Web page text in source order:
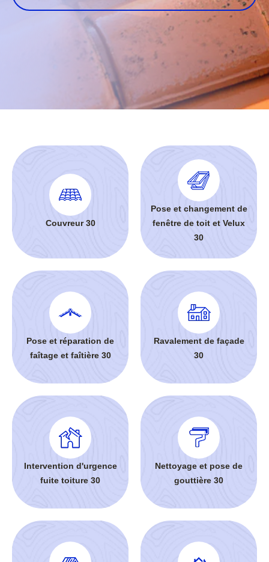
Couvreur 30
Pose et changement de
fenêtre de toit et Velux
30
Pose et réparation de
faîtage et faîtière 30
Ravalement de façade
30
Intervention d'urgence
fuite toiture 30
Nettoyage et pose de
gouttière 30